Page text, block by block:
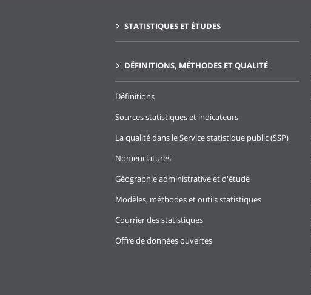
STATISTIQUES ET ÉTUDES
DÉFINITIONS, MÉTHODES ET QUALITÉ
Définitions
Sources statistiques et indicateurs
La qualité dans le Service statistique public (SSP)
Nomenclatures
Géographie administrative et d'étude
Modèles, méthodes et outils statistiques
Courrier des statistiques
Offre de données ouvertes